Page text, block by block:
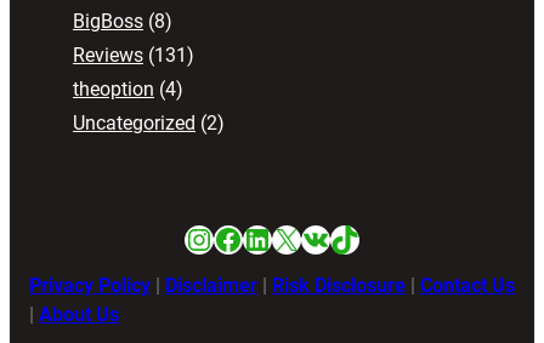
BigBoss (8)
Reviews (131)
theoption (4)
Uncategorized (2)
Instagram
Facebook
LinkedIn
X VKTikTok
Privacy Policy | Disclaimer | Risk Disclosure | Contact Us
| About Us